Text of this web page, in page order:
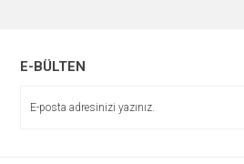
E-BÜLTEN